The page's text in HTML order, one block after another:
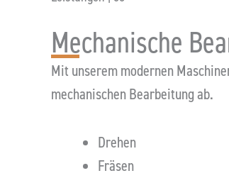
Mechanische
Mit unserem modernen
mechanischen Bearbeitung ab.
Drehen
Fräsen